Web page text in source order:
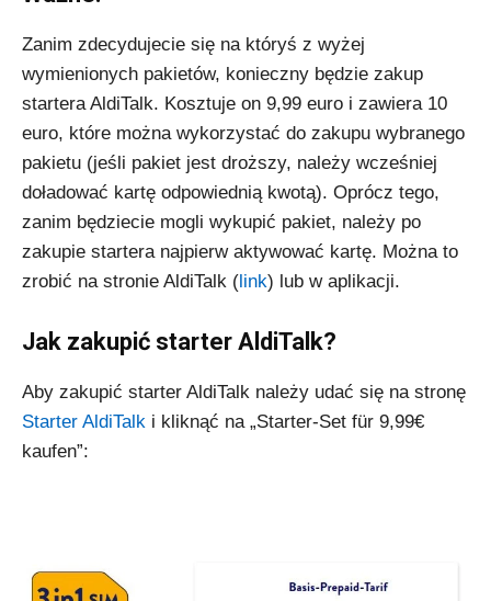
Zanim zdecydujecie się na któryś z wyżej
wymienionych pakietów, konieczny będzie zakup
startera AldiTalk. Kosztuje on 9,99 euro i zawiera 10
euro, które można wykorzystać do zakupu wybranego
pakietu (jeśli pakiet jest droższy, należy wcześniej
doładować kartę odpowiednią kwotą). Oprócz tego,
zanim będziecie mogli wykupić pakiet, należy po
zakupie startera najpierw aktywować kartę. Można to
zrobić na stronie AldiTalk ( link) lub w aplikacji.
Jak zakupić starter AldiTalk?
Aby zakupić starter AldiTalk należy udać się na stronę
Starter AldiTalk i kliknąć na „Starter-Set für 9,99€
kaufen”: